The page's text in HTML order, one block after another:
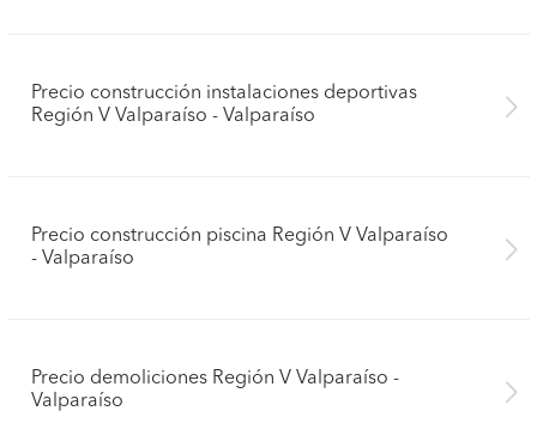
Precio construcción instalaciones deportivas
Región V Valparaíso - Valparaíso
Precio construcción piscina Región V Valparaíso
- Valparaíso
Precio demoliciones Región V Valparaíso -
Valparaíso